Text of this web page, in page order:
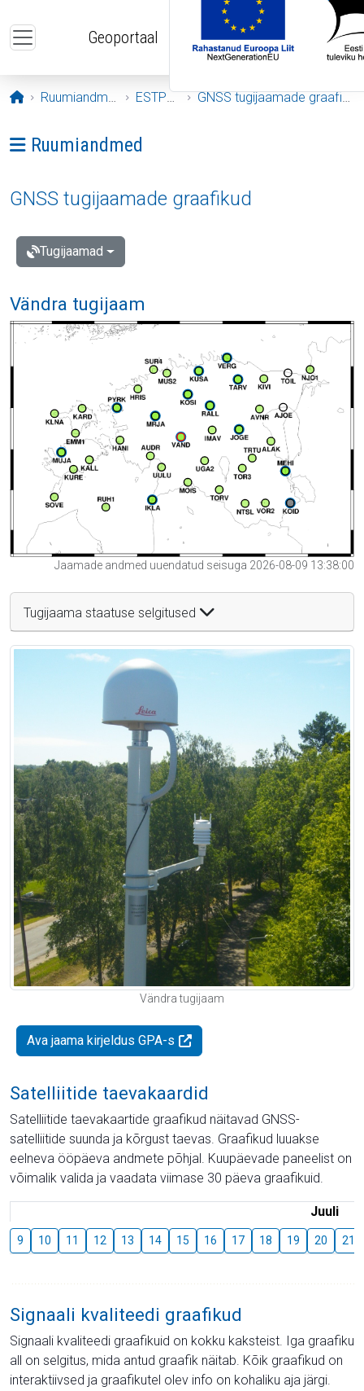
Geoportaal
Avaleht
Ruumiandmed ESTPOS GNSS tugijaamade graafikud
Ava menüü: Ruumiandmed
Ruumiandmed
GNSS tugijaamade graafikud
Tugijaamad
Vändra tugijaam
Jaamade andmed uuendatud seisuga 2026-08-09 13:38:00
Tugijaama staatuse selgitused
Vändra tugijaam
Ava jaama kirjeldus GPA-s
Satelliitide taevakaardid
Satelliitide taevakaartide graafikud näitavad GNSS-
satelliitide suunda ja kõrgust taevas. Graafikud luuakse
eelneva ööpäeva andmete põhjal. Kuupäevade paneelist on
võimalik valida ja vaadata viimase 30 päeva graafikuid.
Juuli
9 10 11 12 13 14 15 16 17 18 19 20 21
Signaali kvaliteedi graafikud
Signaali kvaliteedi graafikuid on kokku kaksteist. Iga graafiku
all on selgitus, mida antud graafik näitab. Kõik graafikud on
interaktiivsed ja graafikutel olev info on kohaliku aja järgi.